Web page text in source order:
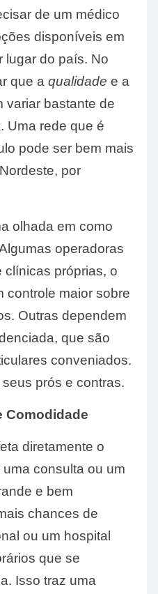
de um médico
disponíveis em
lugar do país. No
que a qualidade e a
variar bastante de
Uma rede que é
pode ser bem mais
por
olhada em como
operadoras
clínicas próprias, o
controle maior sobre
Outras dependem
que são
conveniados.
prós e contras.
Comodidade
diretamente o
consulta ou um
e bem
chances de
ou um hospital
que se
Isso traz uma